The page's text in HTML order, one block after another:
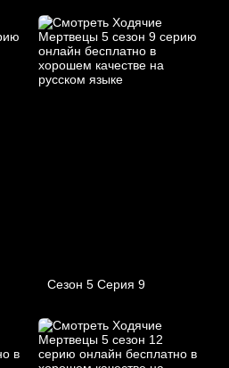
Сезон 5 Серия 9